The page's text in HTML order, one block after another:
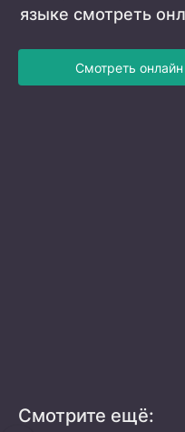
языке смотреть
Смотреть онлайн
Смотрите ещё: